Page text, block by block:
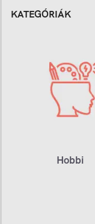
KATEGÓRIÁK
Hobbi